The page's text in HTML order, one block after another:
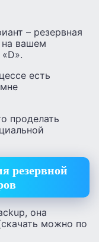
– резервная
на вашем
есть
проделать
резервной
она
можно по